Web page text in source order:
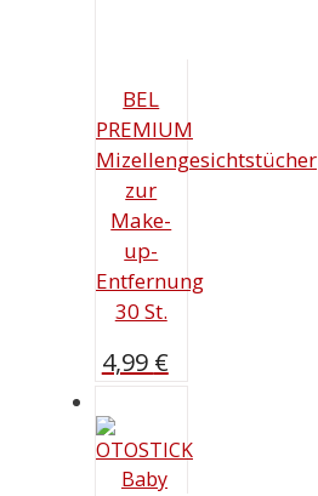
BEL
PREMIUM
Mizellengesichtstücher
zur
Make-
up-
Entfernung
30 St.
4,99 €